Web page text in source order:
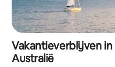
Vakantieverblijven in
Australië